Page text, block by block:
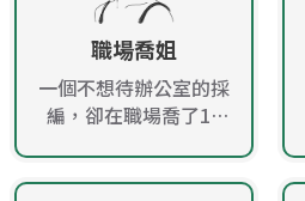
職場喬姐
一個不想待辦公室的採
編，卻在職場喬了10